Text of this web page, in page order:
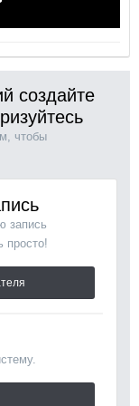
создайте
чтобы
запись
просто!